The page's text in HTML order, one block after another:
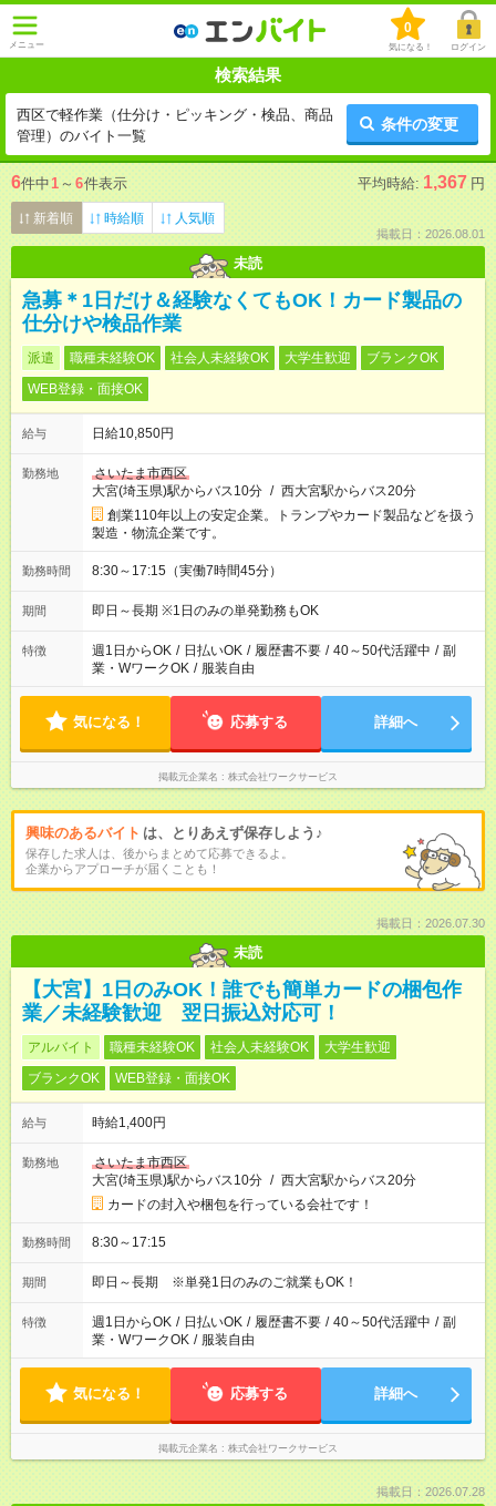
メニュー
0
気になる！ ログイン
検索結果
西区で軽作業（仕分け・ピッキング・検品、商品
管理）のバイト一覧
条件の変更
6件中1 ～ 6件表示 平均時給: 1,367 円
新着順 時給順 人気順
掲載日：2026.08.01
未読
急募＊1日だけ＆経験なくてもOK！カード製品の
仕分けや検品作業
派遣 職種未経験OK 社会人未経験OK 大学生歓迎
ブランクOK
WEB登録・面接OK
給与 日給10,850円
勤務地
さいたま市西区
大宮(埼玉県)駅からバス10分 / 西大宮駅からバス20分
創業110年以上の安定企業。トランプやカード製品などを扱う
製造・物流企業です。
勤務時間 8:30～17:15（実働7時間45分）
期間 即日～長期 ※1日のみの単発勤務もOK
特徴 週1日からOK / 日払いOK / 履歴書不要 / 40～50代活躍中 / 副
業・WワークOK / 服装自由
気になる！ 応募する 詳細へ
掲載元企業名 株式会社ワークサービス
興味のあるバイト は、とりあえず保存しよう♪
保存した求人は、後からまとめて応募できるよ。
企業からアプローチが届くことも！
掲載日：2026.07.30
未読
【大宮】1日のみOK！誰でも簡単カードの梱包作
業／未経験歓迎 翌日振込対応可！
アルバイト 職種未経験OK 社会人未経験OK
大学生歓迎
ブランクOK
WEB登録・面接OK
給与 時給1,400円
勤務地
さいたま市西区
大宮(埼玉県)駅からバス10分 / 西大宮駅からバス20分
カードの封入や梱包を行っている会社です！
勤務時間 8:30～17:15
期間 即日～長期 ※単発1日のみのご就業もOK！
特徴 週1日からOK / 日払いOK / 履歴書不要 / 40～50代活躍中 / 副
業・WワークOK / 服装自由
気になる！ 応募する 詳細へ
掲載元企業名 株式会社ワークサービス
掲載日：2026.07.28